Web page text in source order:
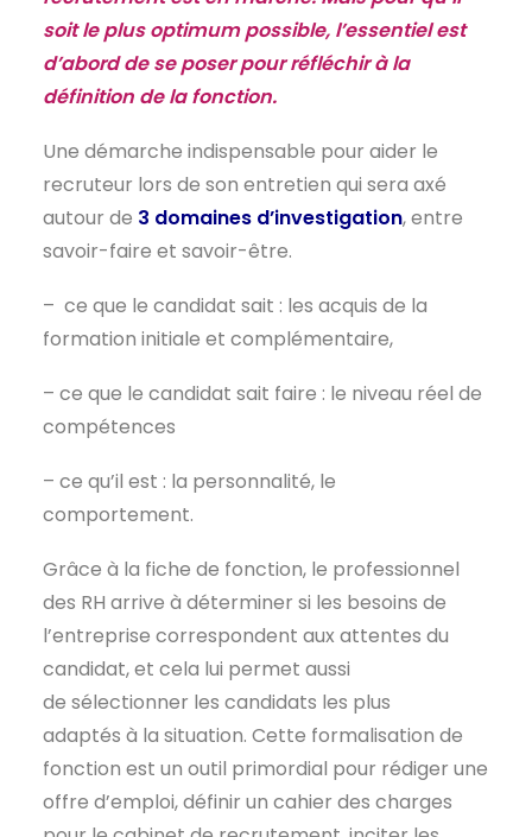
EN
soit le plus optimum possible, l’essentiel est
d’abord de se poser pour réfléchir à la
définition de la fonction.
Une démarche indispensable pour aider le
recruteur lors de son entretien qui sera axé
autour de 3 domaines d’investigation, entre
savoir-faire et savoir-être.
– ce que le candidat sait : les acquis de la
formation initiale et complémentaire,
– ce que le candidat sait faire : le niveau réel de
compétences
– ce qu’il est : la personnalité, le
comportement.
Grâce à la fiche de fonction, le professionnel
des RH arrive à déterminer si les besoins de
l’entreprise correspondent aux attentes du
candidat, et cela lui permet aussi
de sélectionner les candidats les plus
adaptés à la situation. Cette formalisation de
fonction est un outil primordial pour rédiger une
offre d’emploi, définir un cahier des charges